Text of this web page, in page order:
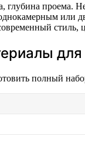
глубина проема.
или
стиль,
полный